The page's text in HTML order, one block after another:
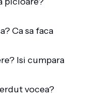
Ca sa faca
Isi cumpara
vocea?